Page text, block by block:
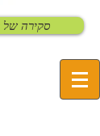
סקירה של